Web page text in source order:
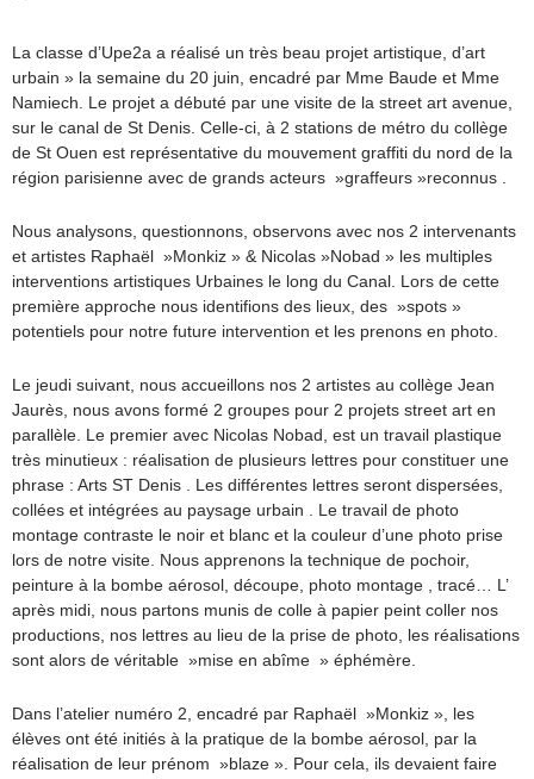
La classe d’Upe2a a réalisé un très beau projet artistique, d’art
urbain » la semaine du 20 juin, encadré par Mme Baude et Mme
Namiech. Le projet a débuté par une visite de la street art avenue,
sur le canal de St Denis. Celle-ci, à 2 stations de métro du collège
de St Ouen est représentative du mouvement graffiti du nord de la
région parisienne avec de grands acteurs »graffeurs »reconnus .
Nous analysons, questionnons, observons avec nos 2 intervenants
et artistes Raphaël »Monkiz » & Nicolas »Nobad » les multiples
interventions artistiques Urbaines le long du Canal. Lors de cette
première approche nous identifions des lieux, des »spots »
potentiels pour notre future intervention et les prenons en photo.
Le jeudi suivant, nous accueillons nos 2 artistes au collège Jean
Jaurès, nous avons formé 2 groupes pour 2 projets street art en
parallèle. Le premier avec Nicolas Nobad, est un travail plastique
très minutieux : réalisation de plusieurs lettres pour constituer une
phrase : Arts ST Denis . Les différentes lettres seront dispersées,
collées et intégrées au paysage urbain . Le travail de photo
montage contraste le noir et blanc et la couleur d’une photo prise
lors de notre visite. Nous apprenons la technique de pochoir,
peinture à la bombe aérosol, découpe, photo montage , tracé… L’
après midi, nous partons munis de colle à papier peint coller nos
productions, nos lettres au lieu de la prise de photo, les réalisations
sont alors de véritable »mise en abîme » éphémère.
Dans l’atelier numéro 2, encadré par Raphaël »Monkiz », les
élèves ont été initiés à la pratique de la bombe aérosol, par la
réalisation de leur prénom »blaze ». Pour cela, ils devaient faire